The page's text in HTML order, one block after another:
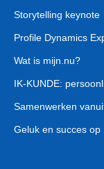
Storytelling keynote
Profile Dynamics
Wat is mijn.nu?
IK-KUNDE:
Samenwerken
Geluk en succes op